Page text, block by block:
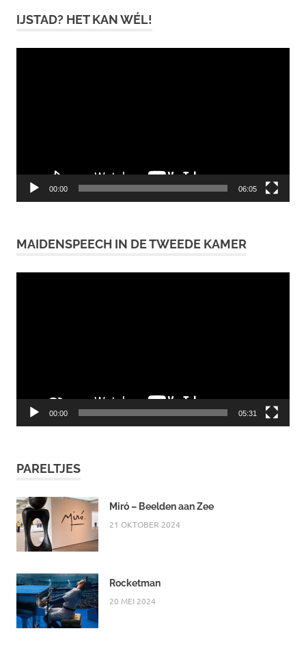
IJSTAD? HET KAN WÉL!
00:00 06:05
MAIDENSPEECH IN DE TWEEDE KAMER
00:00 05:31
PARELTJES
Miró – Beelden aan Zee
21 OKTOBER 2024
Rocketman
20 MEI 2024